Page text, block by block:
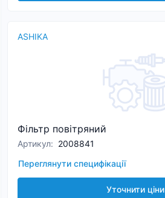
ASHIKA
Фільтр повітряний
Артикул: 2008841
Переглянути специфікації
Уточнити ціни